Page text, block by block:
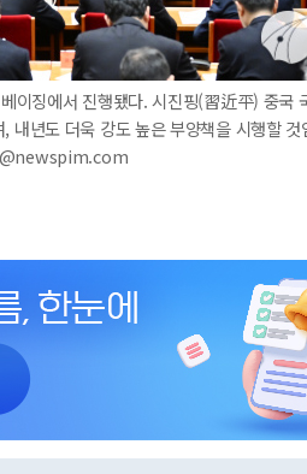
이징에서 진행됐다. 시진핑(習近平) 중국
내년도 더욱 강도 높은 부양책을 시행할